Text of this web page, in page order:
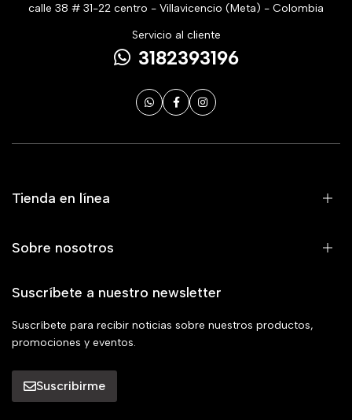
calle 38 # 31-22 centro - Villavicencio (Meta) - Colombia
Servicio al cliente
3182393196
Tienda en línea
Sobre nosotros
Suscríbete a nuestro newsletter
Suscríbete para recibir noticias sobre nuestros productos,
promociones y eventos.
Suscribirme